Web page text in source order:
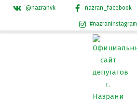
@nazranvk nazran_facebook
#nazraninstagram